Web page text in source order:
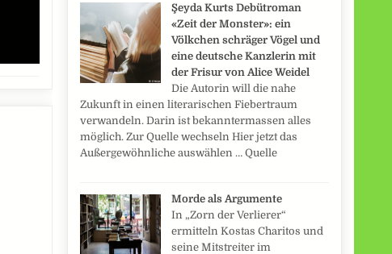
Şeyda Kurts Debütroman
«Zeit der Monster»: ein
Völkchen schräger Vögel und
eine deutsche Kanzlerin mit
der Frisur von Alice Weidel
Die Autorin will die nahe
Zukunft in einen literarischen Fiebertraum
verwandeln. Darin ist bekanntermassen alles
möglich. Zur Quelle wechseln Hier jetzt das
Außergewöhnliche auswählen … Quelle
Morde als Argumente
In „Zorn der Verlierer“
ermitteln Kostas Charitos und
seine Mitstreiter im